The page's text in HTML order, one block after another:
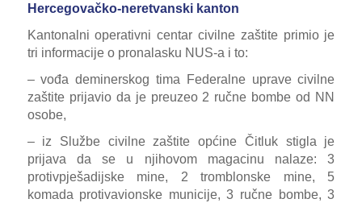
Hercegovačko-neretvanski kanton
Kantonalni operativni centar civilne zaštite primio je
tri informacije o pronalasku NUS-a i to:
– vođa deminerskog tima
Federalne uprave civilne
zaštiteprijavio da je preuzeo 2 ručne bombe od NN
osobe,
– iz Službe civilne zaštite općine Čitluk stigla je
prijava da se u njihovom magacinu nalaze: 3
protivpješadijske mine, 2 tromblonske mine, 5
komada protivavionske municije, 3 ručne bombe, 3